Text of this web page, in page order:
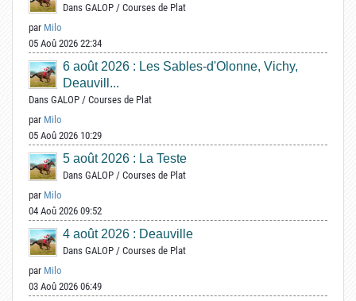
Dans GALOP / Courses de Plat
par Milo
05 Aoû 2026 22:34
6 août 2026 : Les Sables-d'Olonne, Vichy,
Deauvill...
Dans GALOP / Courses de Plat
par Milo
05 Aoû 2026 10:29
5 août 2026 : La Teste
Dans GALOP / Courses de Plat
par Milo
04 Aoû 2026 09:52
4 août 2026 : Deauville
Dans GALOP / Courses de Plat
par Milo
03 Aoû 2026 06:49